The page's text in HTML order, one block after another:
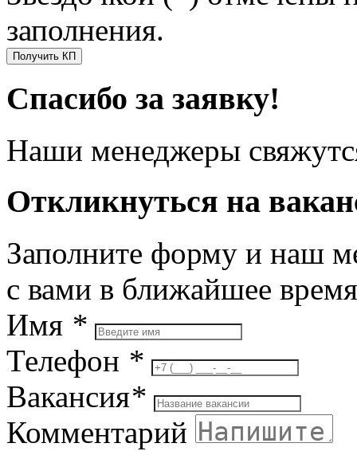
заполнения.
Получить КП
Спасибо за заявку!
Наши менеджеры
Откликнуться на
Заполните форму и наш
с вами в ближайшее время
Имя *
Телефон *
Вакансия*
Комментарий